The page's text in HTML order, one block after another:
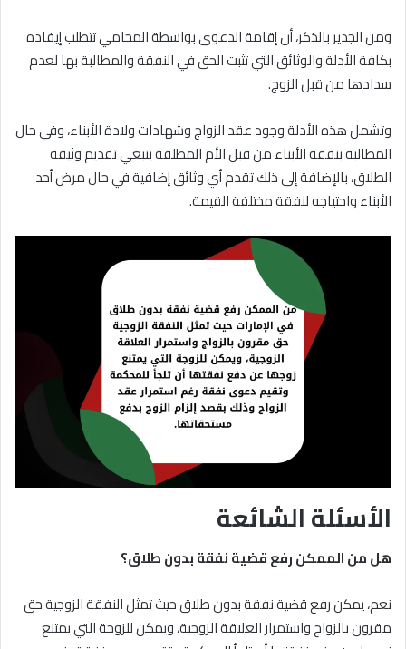
ومن الجدير بالذكر، أن إقامة الدعوى بواسطة المحامي تتطلب إيفاده
بكافة الأدلة والوثائق التي تثبت الحق في النفقة والمطالبة بها لعدم
سدادها من قبل الزوج.
وتشمل هذه الأدلة وجود عقد الزواج وشهادات ولادة الأبناء، وفي حال
المطالبة بنفقة الأبناء من قبل الأم المطلقة ينبغي تقديم وثيقة
الطلاق، بالإضافة إلى ذلك تقدم أي وثائق إضافية في حال مرض أحد
الأبناء واحتياجه لنفقة مختلفة القيمة.
الأسئلة الشائعة
هل من الممكن رفع قضية نفقة بدون طلاق؟
نعم، يمكن رفع قضية نفقة بدون طلاق حيث تمثل النفقة الزوجية حق
مقرون بالزواج واستمرار العلاقة الزوجية، ويمكن للزوجة التي يمتنع